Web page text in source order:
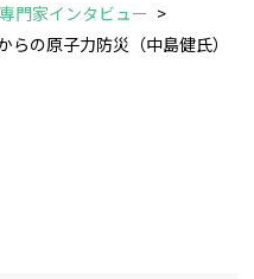
専門家インタビュー >
らの原子力防災（中島健氏）